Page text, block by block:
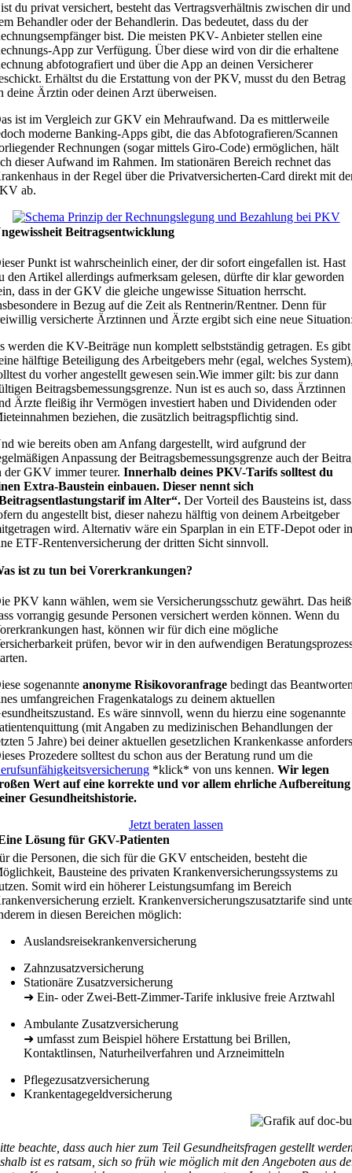
du privat versichert, besteht das Vertragsverhältnis zwischen dir und
Behandler oder der Behandlerin. Das bedeutet, dass du der
bist. Die meisten PKV- Anbieter stellen eine
App zur Verfügung. Über diese wird von dir die erhaltene
abfotografiert und über die App an deinen Versicherer
Erhältst du die Erstattung von der PKV, musst du den Betrag
deine Ärztin oder deinen Arzt überweisen.
ist im Vergleich zur GKV ein Mehraufwand. Da es mittlerweile
moderne Banking-Apps gibt, die das Abfotografieren/Scannen
Rechnungen (sogar mittels Giro-Code) ermöglichen, hält
dieser Aufwand im Rahmen. Im stationären Bereich rechnet das
in der Regel über die Privatversicherten-Card direkt mit
ab.
Beitragsentwicklung
Punkt ist wahrscheinlich einer, der dir sofort eingefallen ist. Hast
den Artikel allerdings aufmerksam gelesen, dürfte dir klar geworden
dass in der GKV die gleiche ungewisse Situation herrscht.
in Bezug auf die Zeit als Rentnerin/Rentner. Denn für
versicherte Ärztinnen und Ärzte ergibt sich eine neue
werden die KV-Beiträge nun komplett selbstständig getragen. Es gibt
hälftige Beteiligung des Arbeitgebers mehr (egal, welches
du vorher angestellt gewesen sein.Wie immer gilt: bis zur dann
Beitragsbemessungsgrenze. Nun ist es auch so, dass Ärztinnen
Ärzte fleißig ihr Vermögen investiert haben und Dividenden oder
beziehen, die zusätzlich beitragspflichtig sind.
wie bereits oben am Anfang dargestellt, wird aufgrund der
Anpassung der Beitragsbemessungsgrenze auch der
der GKV immer teurer.Innerhalb deines PKV-Tarifs solltest du
Extra-Baustein einbauen. Dieser nennt sich
im Alter“. Der Vorteil des Bausteins ist, dass
du angestellt bist, dieser nahezu hälftig von deinem Arbeitgeber
wird. Alternativ wäre ein Sparplan in ein ETF-Depot oder
ETF-Rentenversicherung der dritten Sicht sinnvoll.
ist zu tun bei Vorerkrankungen?
PKV kann wählen, wem sie Versicherungsschutz gewährt. Das
vorrangig gesunde Personen versichert werden können. Wenn du
hast, können wir für dich eine mögliche
prüfen, bevor wir in den aufwendigen
sogenannteanonyme Risikovoranfrage bedingt das
umfangreichen Fragenkatalogs zu deinem aktuellen
Es wäre sinnvoll, wenn du hierzu eine sogenannte
(mit Angaben zu medizinischen Behandlungen der
5 Jahre) bei deiner aktuellen gesetzlichen Krankenkasse
Prozedere solltest du schon aus der Beratung rund um die
*klick* von uns kennen.Wir legen
Wert auf eine korrekte und vor allem ehrliche Aufbereitung
Gesundheitshistorie.
Jetzt beraten lassen
Lösung für GKV-Patienten
die Personen, die sich für die GKV entscheiden, besteht die
Bausteine des privaten Krankenversicherungssystems zu
Somit wird ein höherer Leistungsumfang im Bereich
erzielt. Krankenversicherungszusatztarife sind
in diesen Bereichen möglich:
Auslandsreisekrankenversicherung
Zahnzusatzversicherung
Stationäre Zusatzversicherung
➜ Ein- oder Zwei-Bett-Zimmer-Tarife inklusive freie Arztwahl
Ambulante Zusatzversicherung
➜ umfasst zum Beispiel höhere Erstattung bei Brillen,
Kontaktlinsen, Naturheilverfahren und Arzneimitteln
Pflegezusatzversicherung
Krankentagegeldversicherung
beachte, dass auch hier zum Teil Gesundheitsfragen gestellt
ist es ratsam, sich so früh wie möglich mit den Angeboten aus